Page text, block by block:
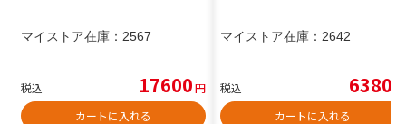
マイストア在庫： 2567
税込 17600円
カートに入れる
マイストア在庫： 2642
税込 6380
カートに入れる